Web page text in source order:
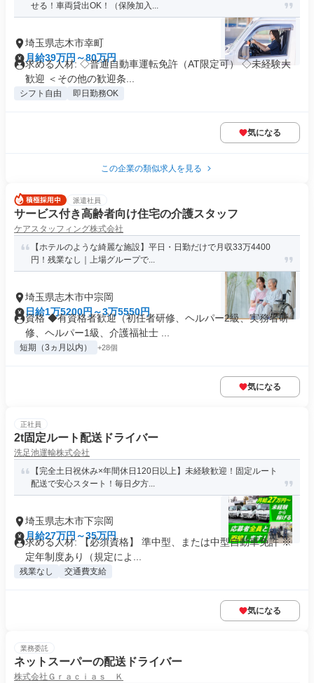
せる！車両貸出OK！（保険加入...
埼玉県志木市幸町
月給39万円～80万円
求める人材: ◇普通自動車運転免許（AT限定可） ◇未経験大
歓迎 ＜その他の歓迎条...
シフト自由 即日勤務OK
気になる
この企業の類似求人を見る
派遣社員
サービス付き高齢者向け住宅の介護スタッフ
ケアスタッフィング株式会社
【ホテルのような綺麗な施設】平日・日勤だけで月収33万4400
円！残業なし｜上場グループで...
埼玉県志木市中宗岡
日給1万5200円～3万5550円
資格 ◆有資格者歓迎（初任者研修、ヘルパー2級、実務者研
修、ヘルパー1級、介護福祉士 ...
短期（3ヵ月以内） +28個
気になる
正社員
2t固定ルート配送ドライバー
洗足池運輸株式会社
【完全土日祝休み×年間休日120日以上】未経験歓迎！固定ルート
配送で安心スタート！毎日夕方...
埼玉県志木市下宗岡
月給27万円～35万円
求める人材: 【必須資格】 準中型、または中型自動車免許 ※
定年制度あり（規定によ...
残業なし 交通費支給
気になる
業務委託
ネットスーパーの配送ドライバー
株式会社Ｇｒａｃｉａｓ Ｋ